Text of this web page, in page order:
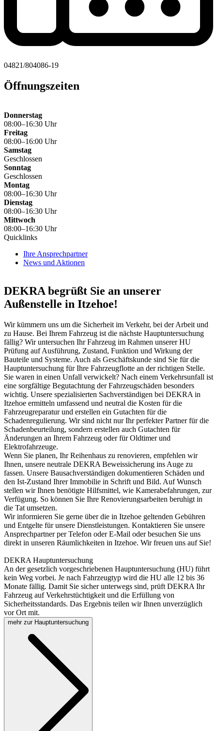
04821/804086-19
Öffnungszeiten
Donnerstag
08:00–16:30 Uhr
Freitag
08:00–16:00 Uhr
Samstag
Geschlossen
Sonntag
Geschlossen
Montag
08:00–16:30 Uhr
Dienstag
08:00–16:30 Uhr
Mittwoch
08:00–16:30 Uhr
Quicklinks
Ihre Ansprechpartner
News und Aktionen
DEKRA begrüßt Sie an unserer
Außenstelle in Itzehoe!
Wir kümmern uns um die Sicherheit im Verkehr, bei der Arbeit und
zu Hause. Bei Ihrem Fahrzeug ist die nächste Hauptuntersuchung
fällig? Wir untersuchen Ihr Fahrzeug im Rahmen unserer HU
Prüfung auf Ausführung, Zustand, Funktion und Wirkung der
Bauteile und Systeme. Auch als Geschäftskunde sind Sie für die
Hauptuntersuchung für Ihre Fahrzeugflotte an der richtigen Stelle.
Sie waren in einen Unfall verwickelt? Nach einem Verkehrsunfall ist
eine sorgfältige Begutachtung der Fahrzeugschäden besonders
wichtig. Unsere spezialisierten Sachverständigen bei DEKRA in
Itzehoe ermitteln umfassend und neutral die Kosten für die
Fahrzeugreparatur und erstellen ein Gutachten für die
Schadenregulierung. Wir sind nicht nur Ihr perfekter Partner für die
Schadenbeurteilung, sondern erstellen auch Gutachten für
Änderungen an Ihrem Fahrzeug oder für Oldtimer und
Elektrofahrzeuge.
Wenn Sie planen, Ihr Reihenhaus zu renovieren, empfehlen wir
Ihnen, unsere neutrale DEKRA Beweissicherung ins Auge zu
fassen. Unsere Bausachverständigen dokumentieren Schäden und
den Ist-Zustand Ihrer Immobilie in Schrift und Bild. Auf Wunsch
stellen wir Ihnen benötigte Hilfsmittel, wie Kamerabefahrungen, zur
Verfügung. So können Sie Ihre Renovierungsarbeiten beruhigt in
die Tat umsetzen.
Wir informieren Sie gerne über die in Itzehoe geltenden Gebühren
und Entgelte für unsere Dienstleistungen. Kontaktieren Sie unsere
Ansprechpartner per Telefon oder E-Mail oder besuchen Sie uns
direkt in unseren Räumlichkeiten in Itzehoe. Wir freuen uns auf Sie!
DEKRA Hauptuntersuchung
An der gesetzlich vorgeschriebenen Hauptuntersuchung (HU) führt
kein Weg vorbei. Je nach Fahrzeugtyp wird die HU alle 12 bis 36
Monate fällig. Damit Sie sicher unterwegs sind, prüft DEKRA Ihr
Fahrzeug auf Verkehrstüchtigkeit und die Erfüllung von
Sicherheitsstandards. Das Ergebnis teilen wir Ihnen unverzüglich
vor Ort mit.
mehr zur Hauptuntersuchung